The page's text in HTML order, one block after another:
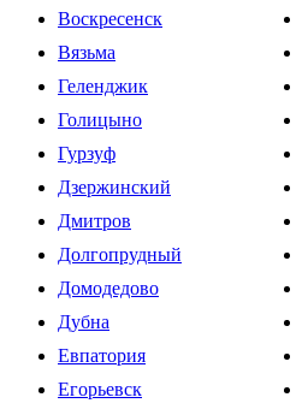
Воскресенск
Вязьма
Геленджик
Голицыно
Гурзуф
Дзержинский
Дмитров
Долгопрудный
Домодедово
Дубна
Евпатория
Егорьевск